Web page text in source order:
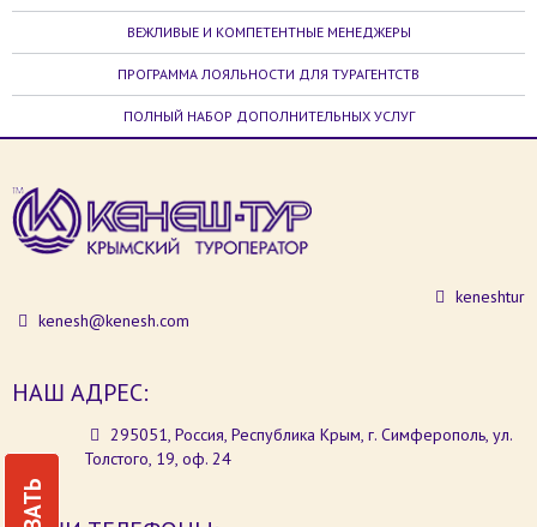
ВЕЖЛИВЫЕ И КОМПЕТЕНТНЫЕ МЕНЕДЖЕРЫ
ПРОГРАММА ЛОЯЛЬНОСТИ ДЛЯ ТУРАГЕНТСТВ
ПОЛНЫЙ НАБОР ДОПОЛНИТЕЛЬНЫХ УСЛУГ
keneshtur
kenesh@kenesh.com
НАШ АДРЕС:
295051, Россия, Республика Крым, г. Симферополь, ул.
Толстого, 19, оф. 24